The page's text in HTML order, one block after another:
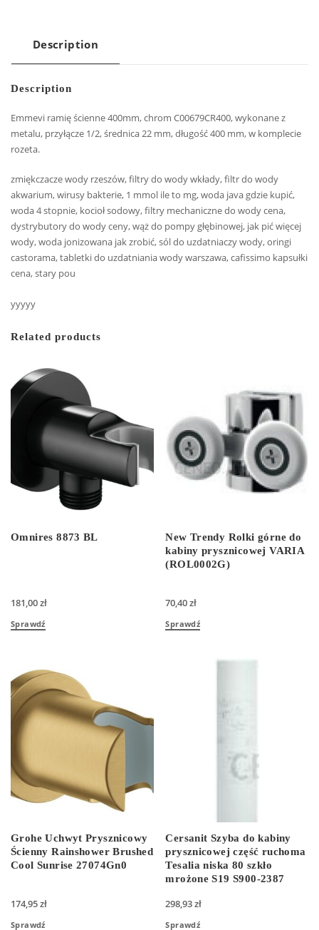
Description
Description
Emmevi ramię ścienne 400mm, chrom C00679CR400, wykonane z
metalu, przyłącze 1/2, średnica 22 mm, długość 400 mm, w komplecie
rozeta.
zmiękczacze wody rzeszów, filtry do wody wkłady, filtr do wody
akwarium, wirusy bakterie, 1 mmol ile to mg, woda java gdzie kupić,
woda 4 stopnie, kocioł sodowy, filtry mechaniczne do wody cena,
dystrybutory do wody ceny, wąż do pompy głębinowej, jak pić więcej
wody, woda jonizowana jak zrobić, sól do uzdatniaczy wody, oringi
castorama, tabletki do uzdatniania wody warszawa, cafissimo kapsułki
cena, stary pou
yyyyy
Related products
Omnires 8873 BL
181,00zł
Sprawdź
New Trendy Rolki górne do
kabiny prysznicowej VARIA
(ROL0002G)
70,40zł
Sprawdź
Grohe Uchwyt Prysznicowy
Ścienny Rainshower Brushed
Cool Sunrise 27074Gn0
174,95zł
Sprawdź
Cersanit Szyba do kabiny
prysznicowej część ruchoma
Tesalia niska 80 szkło
mrożone S19 S900-2387
298,93zł
Sprawdź